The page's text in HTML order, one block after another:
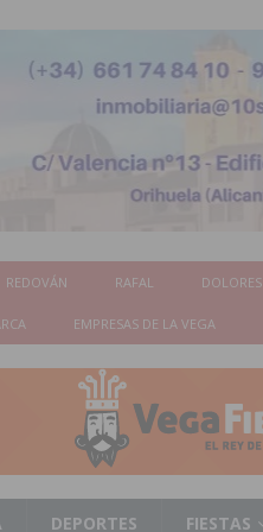
REDOVÁN RAFAL DOLORES
EMPRESAS DE LA VEGA
DEPORTES FIESTAS